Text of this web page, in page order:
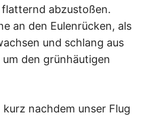
abzustoßen.
an den Eulenrücken, als
und schlang aus
den grünhäutigen
nachdem unser Flug